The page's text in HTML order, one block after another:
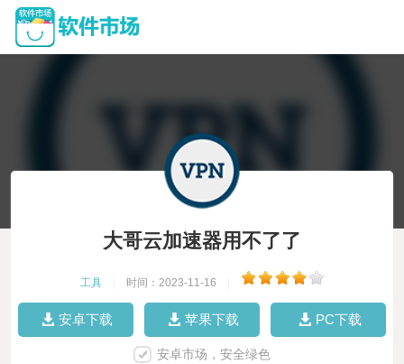
大哥云加速器用不了了
工具 时间：2023-11-16
安卓下载 苹果下载 PC下载
安卓市场，安全绿色